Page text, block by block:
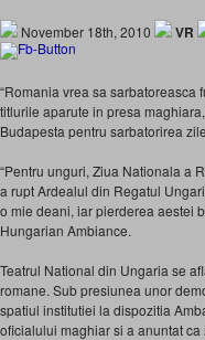
November 18th, 2010 VR
“Romania vrea sa
titlurile aparute in presa
Budapesta pentru sarbatorirea
“Pentru unguri, Ziua Nationala a
a rupt Ardealul din Regatul
o mie deani, iar pierderea aestei
Hungarian Ambiance.
Teatrul National din Ungaria se
romane. Sub presiunea unor
spatiul institutiei la dispozitia
oficialului maghiar si a anuntat